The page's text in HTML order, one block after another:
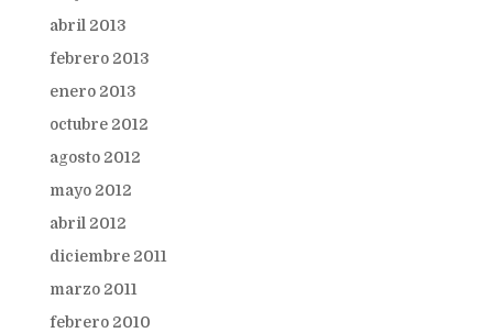
abril 2013
febrero 2013
enero 2013
octubre 2012
agosto 2012
mayo 2012
abril 2012
diciembre 2011
marzo 2011
febrero 2010